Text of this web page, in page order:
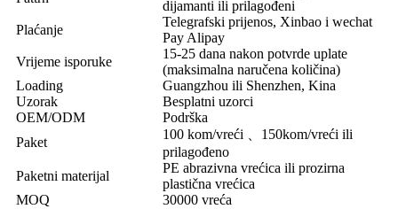
dijamanti ili prilagođeni
Plaćanje
Telegrafski prijenos, Xinbao i wechat
Pay Alipay
Vrijeme isporuke
15-25 dana nakon potvrde uplate
(maksimalna naručena količina)
Loading
Guangzhou ili Shenzhen, Kina
Uzorak
Besplatni uzorci
OEM/ODM
Podrška
Paket
100 kom/vreći 、150kom/vreći ili
prilagođeno
Paketni materijal
PE abrazivna vrećica ili prozirna
plastična vrećica
MOQ
30000 vreća